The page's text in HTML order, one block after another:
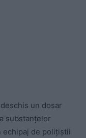
un dosar
substanțelor
echipaj de polițiștii